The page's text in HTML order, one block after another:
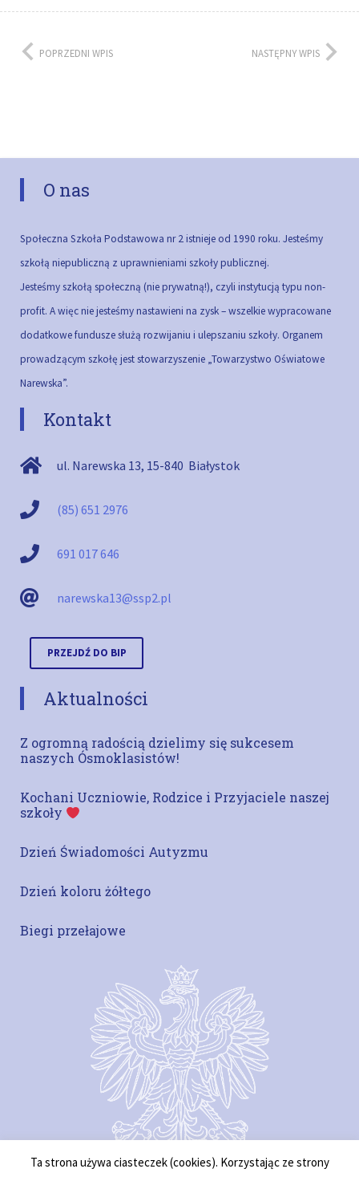
POPRZEDNI WPIS NASTĘPNY WPIS
O nas
Społeczna Szkoła Podstawowa nr 2 istnieje od 1990 roku. Jesteśmy
szkołą niepubliczną z uprawnieniami szkoły publicznej.
Jesteśmy szkołą społeczną (nie prywatną!), czyli instytucją typu non-
profit. A więc nie jesteśmy nastawieni na zysk – wszelkie wypracowane
dodatkowe fundusze służą rozwijaniu i ulepszaniu szkoły. Organem
prowadzącym szkołę jest stowarzyszenie „Towarzystwo Oświatowe
Narewska”.
Kontakt
ul. Narewska 13, 15-840 Białystok
(85) 651 2976
691 017 646
narewska13@ssp2.pl
PRZEJDŹ DO BIP
Aktualności
Z ogromną radością dzielimy się sukcesem
naszych Ósmoklasistów!
Kochani Uczniowie, Rodzice i Przyjaciele naszej
szkoły
Dzień Świadomości Autyzmu
Dzień koloru żółtego
Biegi przełajowe
Ta strona używa ciasteczek (cookies). Korzystając ze strony